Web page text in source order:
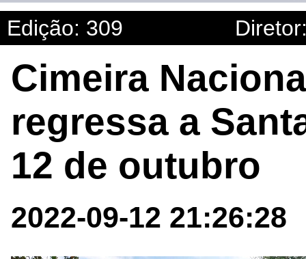
Edição: 309
Cimeira
regressa a
12 de outubro
2022-09-12 21:26:28